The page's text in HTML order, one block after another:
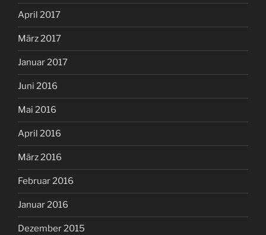
April 2017
März 2017
Januar 2017
Juni 2016
Mai 2016
April 2016
März 2016
Februar 2016
Januar 2016
Dezember 2015